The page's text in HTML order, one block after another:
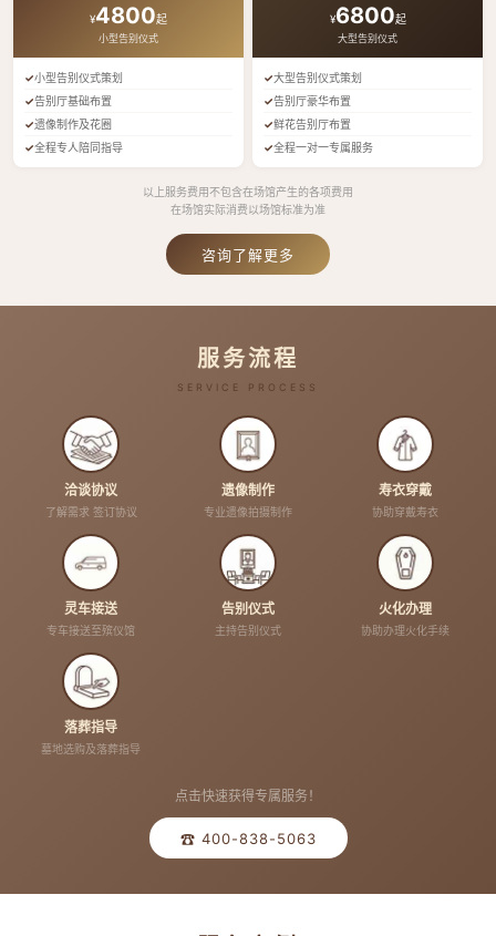
¥4800起
小型告别仪式
小型告别仪式策划
告别厅基础布置
遗像制作及花圈
全程专人陪同指导
¥6800起
大型告别仪式
大型告别仪式策划
告别厅豪华布置
鲜花告别厅布置
全程一对一专属服务
以上服务费用不包含在场馆产生的各项费用
在场馆实际消费以场馆标准为准
咨询了解更多
服务流程
SERVICE PROCESS
洽谈协议
了解需求 签订协议
遗像制作
专业遗像拍摄制作
寿衣穿戴
协助穿戴寿衣
灵车接送
专车接送至殡仪馆
告别仪式
主持告别仪式
火化办理
协助办理火化手续
落葬指导
墓地选购及落葬指导
点击快速获得专属服务！
☎ 400-838-5063